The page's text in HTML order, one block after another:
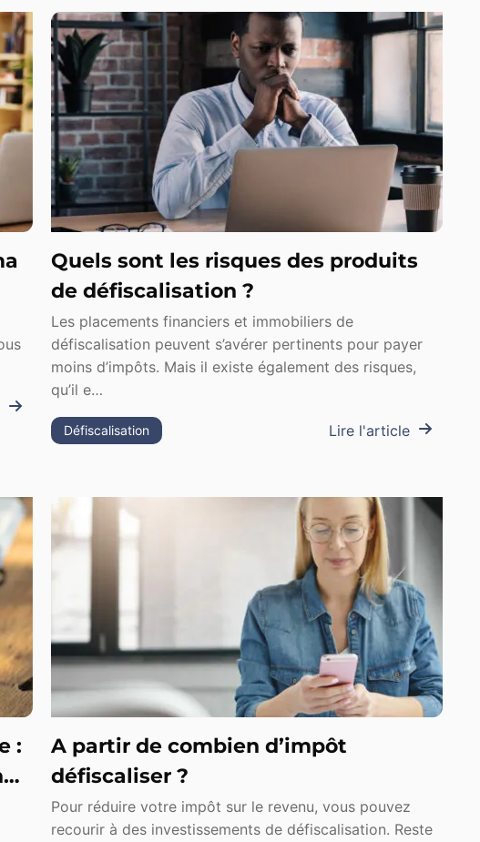
Quels sont les risques des produits
de défiscalisation ?
Les placements financiers et immobiliers de
défiscalisation peuvent s’avérer pertinents pour payer
moins d’impôts. Mais il existe également des risques,
qu’il e…
Lire l'article
Défiscalisation
:
A partir de combien d’impôt
défiscaliser ?
Pour réduire votre impôt sur le revenu, vous pouvez
recourir à des investissements de défiscalisation. Reste